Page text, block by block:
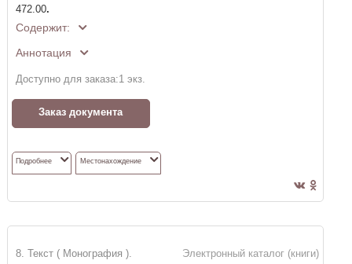
472.00.
Содержит:
Аннотация
Доступно для заказа:1 экз.
Заказ документа
Подробнее Местонахождение
Электронный каталог (книги)
8. Текст ( Монография ).